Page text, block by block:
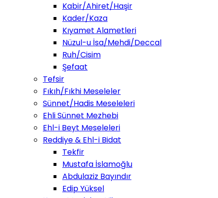
Kabir/Ahiret/Haşir
Kader/Kaza
Kıyamet Alametleri
Nüzul-u İsa/Mehdi/Deccal
Ruh/Cisim
Şefaat
Tefsir
Fıkıh/Fıkhi Meseleler
Sünnet/Hadis Meseleleri
Ehli Sünnet Mezhebi
Ehl-i Beyt Meseleleri
Reddiye & Ehl-i Bidat
Tekfir
Mustafa İslamoğlu
Abdulaziz Bayındır
Edip Yüksel